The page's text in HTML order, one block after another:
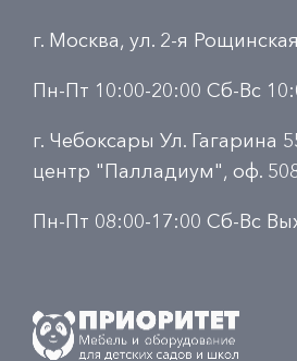
г. Москва, ул. 2-я
Пн-Пт 10:00-20:00 Сб-Вс
г. Чебоксары Ул. Гагарина
центр "Палладиум", оф.
Пн-Пт 08:00-17:00 Сб-Вс